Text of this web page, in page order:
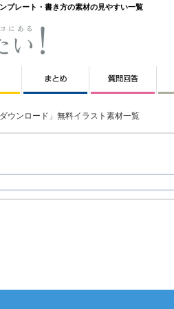
プレート・書き方の素材の見やすい一覧
ウンロード」無料イラスト素材一覧